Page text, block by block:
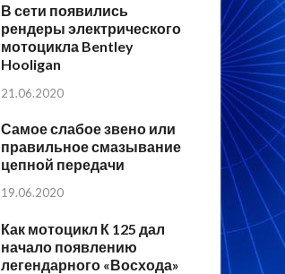
В сети появились
рендеры электрического
мотоцикла Bentley
Hooligan
21.06.2020
Самое слабое звено или
правильное смазывание
цепной передачи
19.06.2020
Как мотоцикл К 125 дал
начало появлению
легендарного «Восхода»